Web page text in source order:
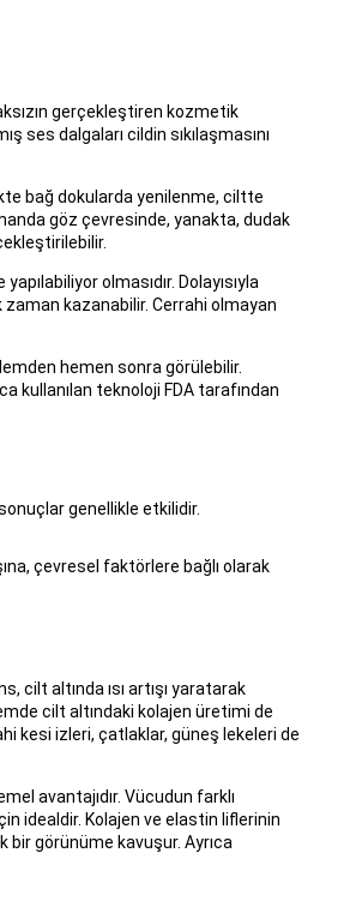
gerçekleştiren kozmetik
ses dalgaları cildin sıkılaşmasını
bağ dokularda yenilenme, ciltte
göz çevresinde, yanakta, dudak
olmasıdır. Dolayısıyla
kazanabilir. Cerrahi olmayan
hemen sonra görülebilir.
kullanılan teknoloji FDA tarafından
genellikle etkilidir.
çevresel faktörlere bağlı olarak
cilt altında ısı artışı yaratarak
cilt altındaki kolajen üretimi de
kesi izleri, çatlaklar, güneş lekeleri de
avantajıdır. Vücudun farklı
idealdir. Kolajen ve elastin liflerinin
bir görünüme kavuşur. Ayrıca